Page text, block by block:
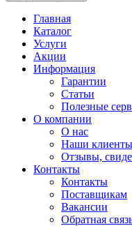
Главная
Каталог
Услуги
Акции
Информация
Гарантии
Статьи
Полезные
О компании
О нас
Наши клиенты
Отзывы,
Контакты
Контакты
Поставщикам
Вакансии
Обратная